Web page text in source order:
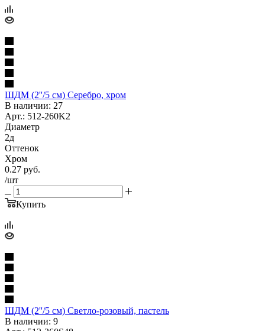
ШДМ (2''/5 см) Серебро, хром
В наличии: 27
Арт.: 512-260K2
Диаметр
2д
Оттенок
Хром
0.27 руб.
/шт
Купить
ШДМ (2''/5 см) Светло-розовый, пастель
В наличии: 9